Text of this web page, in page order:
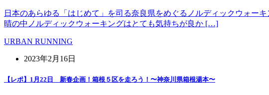
日本のあらゆる「はじめて」を司る奈良県をめぐるノルディックウォー
晴の中ノルディックウォーキングはとても気持ちが良か […]
URBAN RUNNING
2023年2月16日
【レポ】1月22日 新春企画！箱根５区を走ろう！〜神奈川県箱根湯本〜